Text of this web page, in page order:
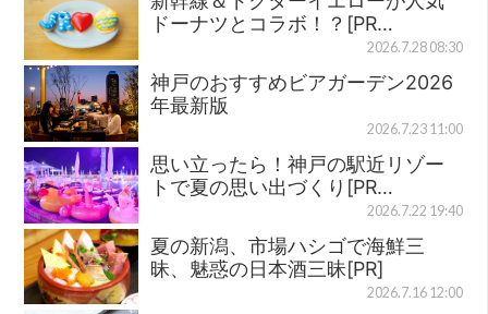
ドーナツとコラボ！？[PR…
2026.7.28 08:30
神戸のおすすめビアガーデン2026
年最新版
2026.7.23 11:00
思い立ったら！神戸の駅近リゾー
トで夏の思い出づくり[PR…
2026.7.22 19:40
夏の新潟、市場ハシゴで海鮮三
昧、魅惑の日本酒三昧[PR]
2026.7.16 12:00